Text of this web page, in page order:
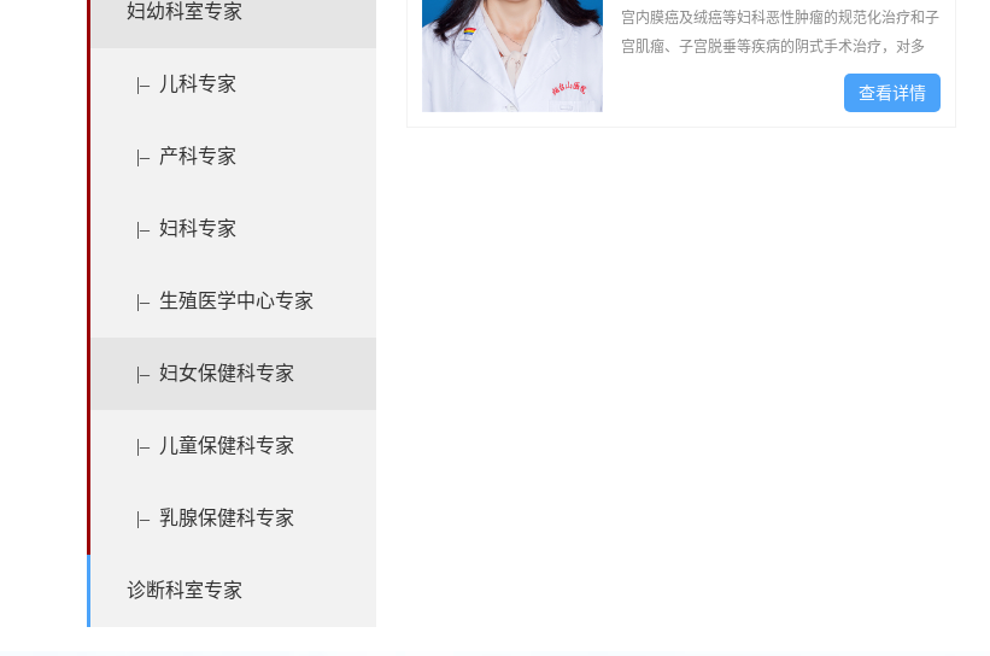
妇幼科室专家
|– 儿科专家
|– 产科专家
|– 妇科专家
|– 生殖医学中心专家
|– 妇女保健科专家
|– 儿童保健科专家
|– 乳腺保健科专家
诊断科室专家
宫内膜癌及绒癌等妇科恶性肿瘤的规范化治疗和子
宫肌瘤、子宫脱垂等疾病的阴式手术治疗，对多
查看详情